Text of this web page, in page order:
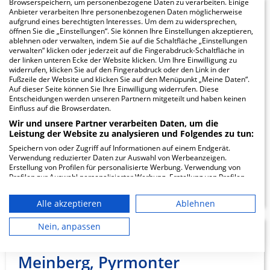
4.66
St. Josefs-
Krankenhaus
Dr.-Krismann-Straße 12
33154 Salzkotten
ZUM PROFIL
gpz, Tagesklinik Bad
Meinberg, Pyrmonter
Browserspeichern, um personenbezogene Daten zu verarbeiten. Einige
Anbieter verarbeiten Ihre personenbezogenen Daten möglicherweise
aufgrund eines berechtigten Interesses. Um dem zu widersprechen,
öffnen Sie die „Einstellungen“. Sie können Ihre Einstellungen akzeptieren,
ablehnen oder verwalten, indem Sie auf die Schaltfläche „Einstellungen
verwalten“ klicken oder jederzeit auf die Fingerabdruck-Schaltfläche in
der linken unteren Ecke der Website klicken. Um Ihre Einwilligung zu
widerrufen, klicken Sie auf den Fingerabdruck oder den Link in der
Fußzeile der Website und klicken Sie auf den Menüpunkt „Meine Daten“.
Auf dieser Seite können Sie Ihre Einwilligung widerrufen. Diese
Entscheidungen werden unseren Partnern mitgeteilt und haben keinen
Einfluss auf die Browserdaten.
Wir und unsere Partner verarbeiten Daten, um die
Leistung der Website zu analysieren und Folgendes zu tun:
Speichern von oder Zugriff auf Informationen auf einem Endgerät.
Verwendung reduzierter Daten zur Auswahl von Werbeanzeigen.
Erstellung von Profilen für personalisierte Werbung. Verwendung von
Profilen zur Auswahl personalisierter Werbung. Erstellung von Profilen
personalisierter Inhalte. Messung der Werbeleistung. Messung der
Performance von Inhalten. Analyse von Zielgruppen durch Statistiken
oder Kombinationen von Daten aus verschiedenen Quellen. Entwicklung
und Verbesserung der Angebote. Verwendung reduzierter Daten zur
Auswahl von Inhalten.
die USA gesendet werden.
Ihre Einwilligung und die cookie Richtlinie gelten ausschließlich für diese
Alle akzeptieren
Ablehnen
Nein, anpassen